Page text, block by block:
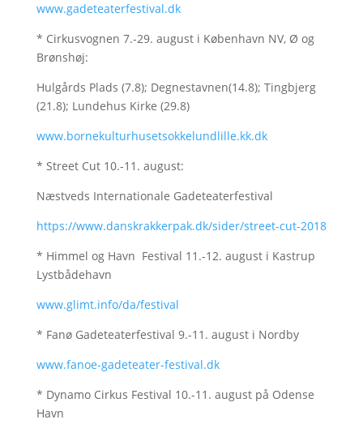
www.gadeteaterfestival.dk
* Cirkusvognen 7.-29. august i København NV, Ø og
Brønshøj:
Hulgårds Plads (7.8); Degnestavnen(14.8); Tingbjerg
(21.8); Lundehus Kirke (29.8)
www.bornekulturhusetsokkelundlille.kk.dk
* Street Cut 10.-11. august:
Næstveds Internationale Gadeteaterfestival
https://www.danskrakkerpak.dk/sider/street-cut-2018
* Himmel og Havn Festival 11.-12. august i Kastrup
Lystbådehavn
www.glimt.info/da/festival
* Fanø Gadeteaterfestival 9.-11. august i Nordby
www.fanoe-gadeteater-festival.dk
* Dynamo Cirkus Festival 10.-11. august på Odense
Havn